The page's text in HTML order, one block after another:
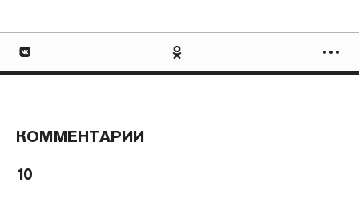
КОММЕНТАРИИ
10